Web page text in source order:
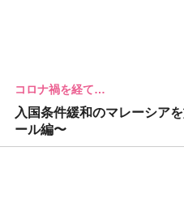
コロナ禍を経て…
入国条件緩和のマレーシア
ール編〜